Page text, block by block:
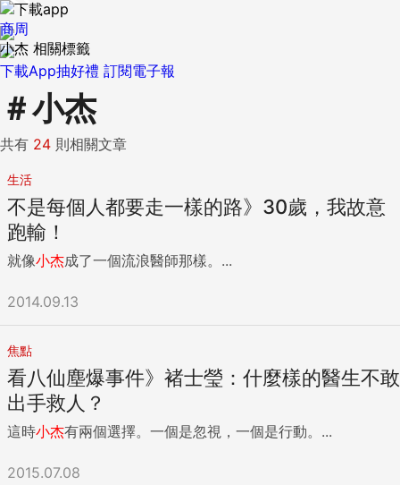
下載App抽好禮 訂閱電子報
商周
小杰 相關標籤
＃小杰
共有 24 則相關文章
生活
不是每個人都要走一樣的路》30歲，我故意
跑輸！
就像小杰成了一個流浪醫師那樣。...
2014.09.13
焦點
看八仙塵爆事件》褚士瑩：什麼樣的醫生不敢
出手救人？
這時小杰有兩個選擇。一個是忽視，一個是行動。...
2015.07.08